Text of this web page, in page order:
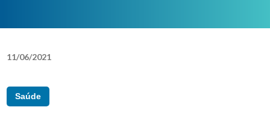
11/06/2021
Saúde